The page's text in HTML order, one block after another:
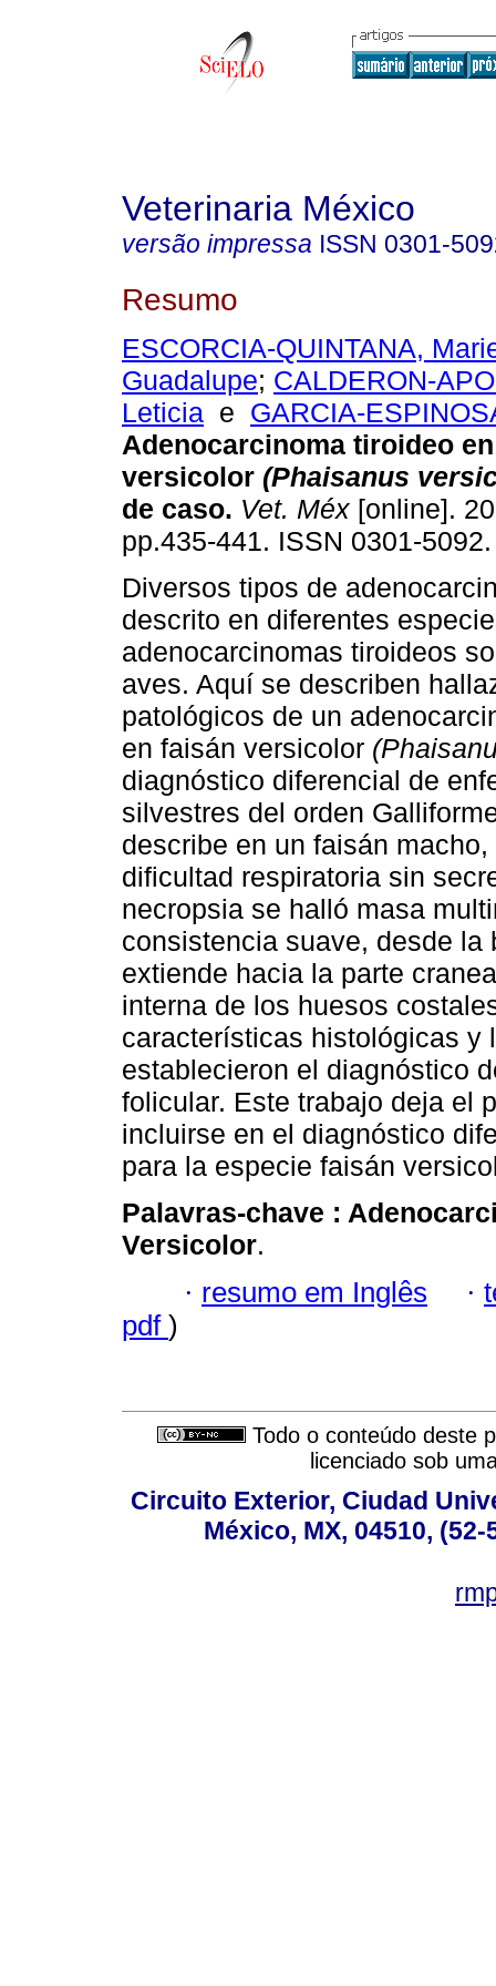
Veterinaria México
versão impressa ISSN 0301-
Resumo
ESCORCIA-QUINTANA,
Guadalupe; CALDERON-
Leticia e GARCIA-
Adenocarcinoma tiroideo
versicolor (Phaisanus
de caso. Vet. Méx [online].
pp.435-441. ISSN 0301-5092.
Diversos tipos de
descrito en diferentes
adenocarcinomas tiroideos
aves. Aquí se describen
patológicos de un
en faisán versicolor
diagnóstico diferencial de
silvestres del orden
describe en un faisán
dificultad respiratoria sin
necropsia se halló masa
consistencia suave, desde la
extiende hacia la parte
interna de los huesos
características histológicas y
establecieron el diagnóstico
folicular. Este trabajo deja el
incluirse en el diagnóstico
para la especie faisán
Palavras-chave :
Versicolor.
· resumo em Inglês ·
pdf )
Todo o conteúdo deste
licenciado sob
Circuito Exterior, Ciudad
México, MX, 04510,